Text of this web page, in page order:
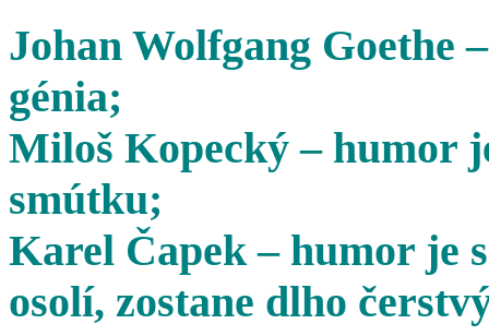
Johan Wolfgang Goethe
génia;
Miloš Kopecký – humor
smútku;
Karel Čapek – humor je
osolí, zostane dlho